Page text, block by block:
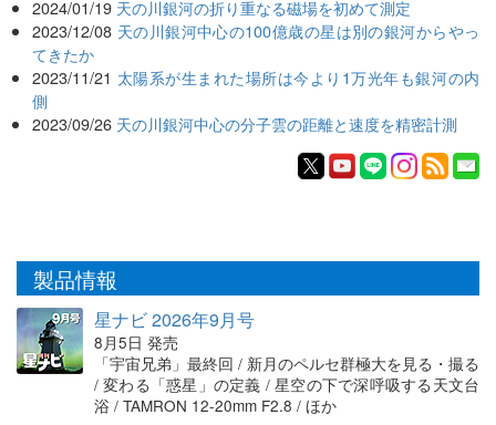
2024/01/19 天の川銀河の折り重なる磁場を初めて測定
2023/12/08 天の川銀河中心の100億歳の星は別の銀河からやっ
てきたか
2023/11/21 太陽系が生まれた場所は今より1万光年も銀河の内
側
2023/09/26 天の川銀河中心の分子雲の距離と速度を精密計測
製品情報
星ナビ 2026年9月号
8月5日 発売
「宇宙兄弟」最終回 / 新月のペルセ群極大を見る・撮る
/ 変わる「惑星」の定義 / 星空の下で深呼吸する天文台
浴 / TAMRON 12-20mm F2.8 / ほか